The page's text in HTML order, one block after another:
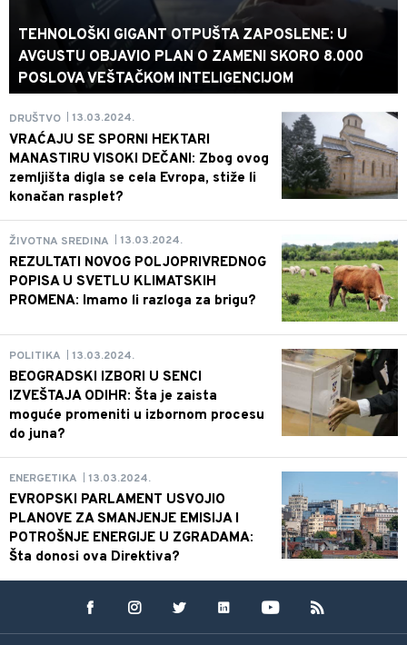
TEHNOLOŠKI GIGANT OTPUŠTA ZAPOSLENE: U
AVGUSTU OBJAVIO PLAN O ZAMENI SKORO 8.000
POSLOVA VEŠTAČKOM INTELIGENCIJOM
DRUŠTVO 13.03.2024.
VRAĆAJU SE SPORNI HEKTARI
MANASTIRU VISOKI DEČANI: Zbog ovog
zemljišta digla se cela Evropa, stiže li
konačan rasplet?
ŽIVOTNA SREDINA 13.03.2024.
REZULTATI NOVOG POLJOPRIVREDNOG
POPISA U SVETLU KLIMATSKIH
PROMENA: Imamo li razloga za brigu?
POLITIKA 13.03.2024.
BEOGRADSKI IZBORI U SENCI
IZVEŠTAJA ODIHR: Šta je zaista
moguće promeniti u izbornom procesu
do juna?
ENERGETIKA 13.03.2024.
EVROPSKI PARLAMENT USVOJIO
PLANOVE ZA SMANJENJE EMISIJA I
POTROŠNJE ENERGIJE U ZGRADAMA:
Šta donosi ova Direktiva?